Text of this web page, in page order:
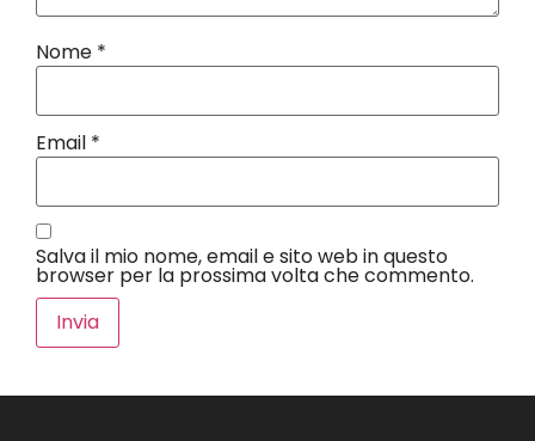
Nome *
Email *
Salva il mio nome, email e sito web in questo
browser per la prossima volta che commento.